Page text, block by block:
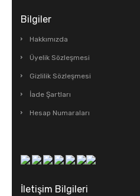
Bilgiler
Hakkımızda
Üyelik Sözleşmesi
Gizlilik Sözleşmesi
İade Şartları
Hesap Numaraları
İletişim Bilgileri